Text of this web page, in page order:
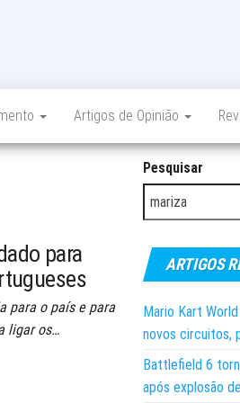
Artigos de Opinião
para
para o país e para
ligar os…
Pesquisar
ARTIGOS
Mario Kart
novos circuitos,
Battlefield 6
após explosão